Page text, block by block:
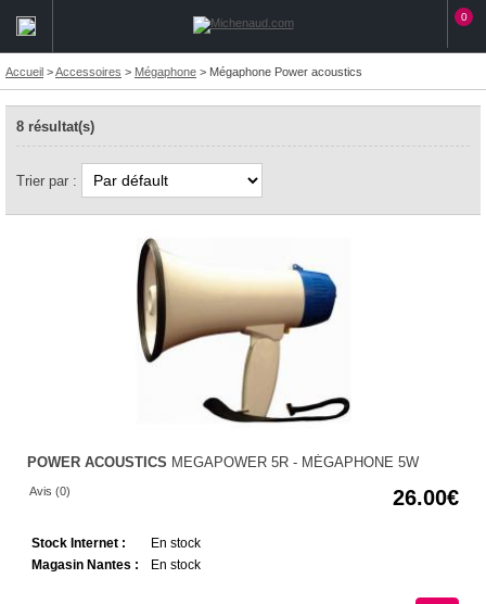
0
Accueil >Accessoires > Mégaphone > Mégaphone Power acoustics
8 résultat(s)
Trier par :
POWER ACOUSTICS MEGAPOWER 5R - MÉGAPHONE 5W
Avis (0) 26.00
Stock Internet :
En stock
Magasin Nantes :
En stock